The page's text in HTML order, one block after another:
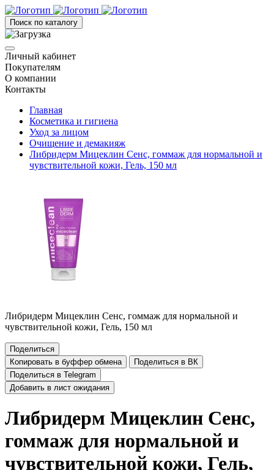
Поиск по каталогу
Личный кабинет
Покупателям
О компании
Контакты
Главная
Косметика и гигиена
Уход за лицом
Очищение и демакияж
Либридерм Мицеклин Сенс, гоммаж для нормальной и
чувствительной кожи, Гель, 150 мл
Либридерм Мицеклин Сенс, гоммаж для нормальной и
чувствительной кожи, Гель, 150 мл
Поделиться
Копировать в буффер обмена
Поделиться в ВК
Поделиться в Telegram
Добавить в лист ожидания
Либридерм Мицеклин Сенс,
гоммаж для нормальной и
чувствительной кожи, Гель,